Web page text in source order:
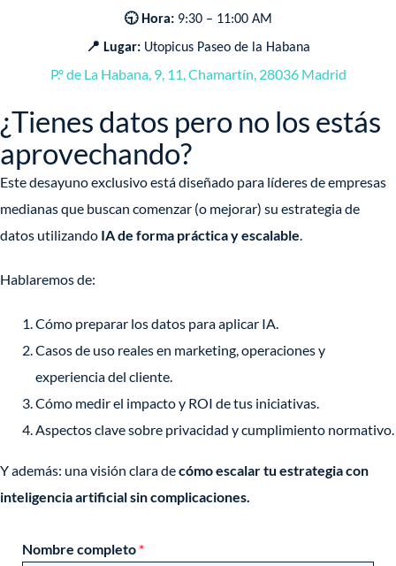
🕤 Hora: 9:30 – 11:00 AM
📍 Lugar: Utopicus Paseo de la Habana
P.º de La Habana, 9, 11, Chamartín, 28036 Madrid
¿Tienes datos pero no los estás
aprovechando?
Este desayuno exclusivo está diseñado para líderes de empresas
medianas que buscan comenzar (o mejorar) su estrategia de
datos utilizando IA de forma práctica y escalable
Hablaremos de:
Cómo preparar los datos para aplicar IA.
Casos de uso reales en marketing, operaciones y
experiencia del cliente.
Cómo medir el impacto y ROI de tus iniciativas.
Aspectos clave sobre privacidad y cumplimiento normativo.
Y además: una visión clara decómo escalar tu estrategia con
inteligencia artificial sin complicaciones.
Nombre completo *